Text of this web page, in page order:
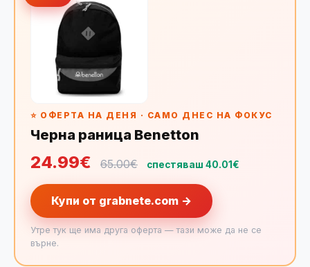
⭐ ОФЕРТА НА ДЕНЯ · САМО ДНЕС НА ФОКУС
Черна раница Benetton
24.99€ 65.00€ спестяваш 40.01€
Купи от grabnete.com →
Утре тук ще има друга оферта — тази може да не се
върне.